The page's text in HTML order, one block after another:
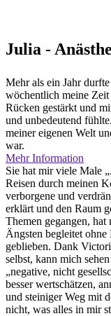
Julia -
Mehr als ein Jahr
wöchentlich meine
Rücken gestärkt und
und unbedeutend
meiner eigenen Welt
war.
Mehr Information
Sie hat mir viele Male
Reisen durch meinen
verborgene und
erklärt und den Raum
Themen gegangen,
Ängsten begleitet
geblieben. Dank
selbst, kann mich
„negative, nicht
besser wertschätzen,
und steiniger Weg mit
nicht, was alles in mir